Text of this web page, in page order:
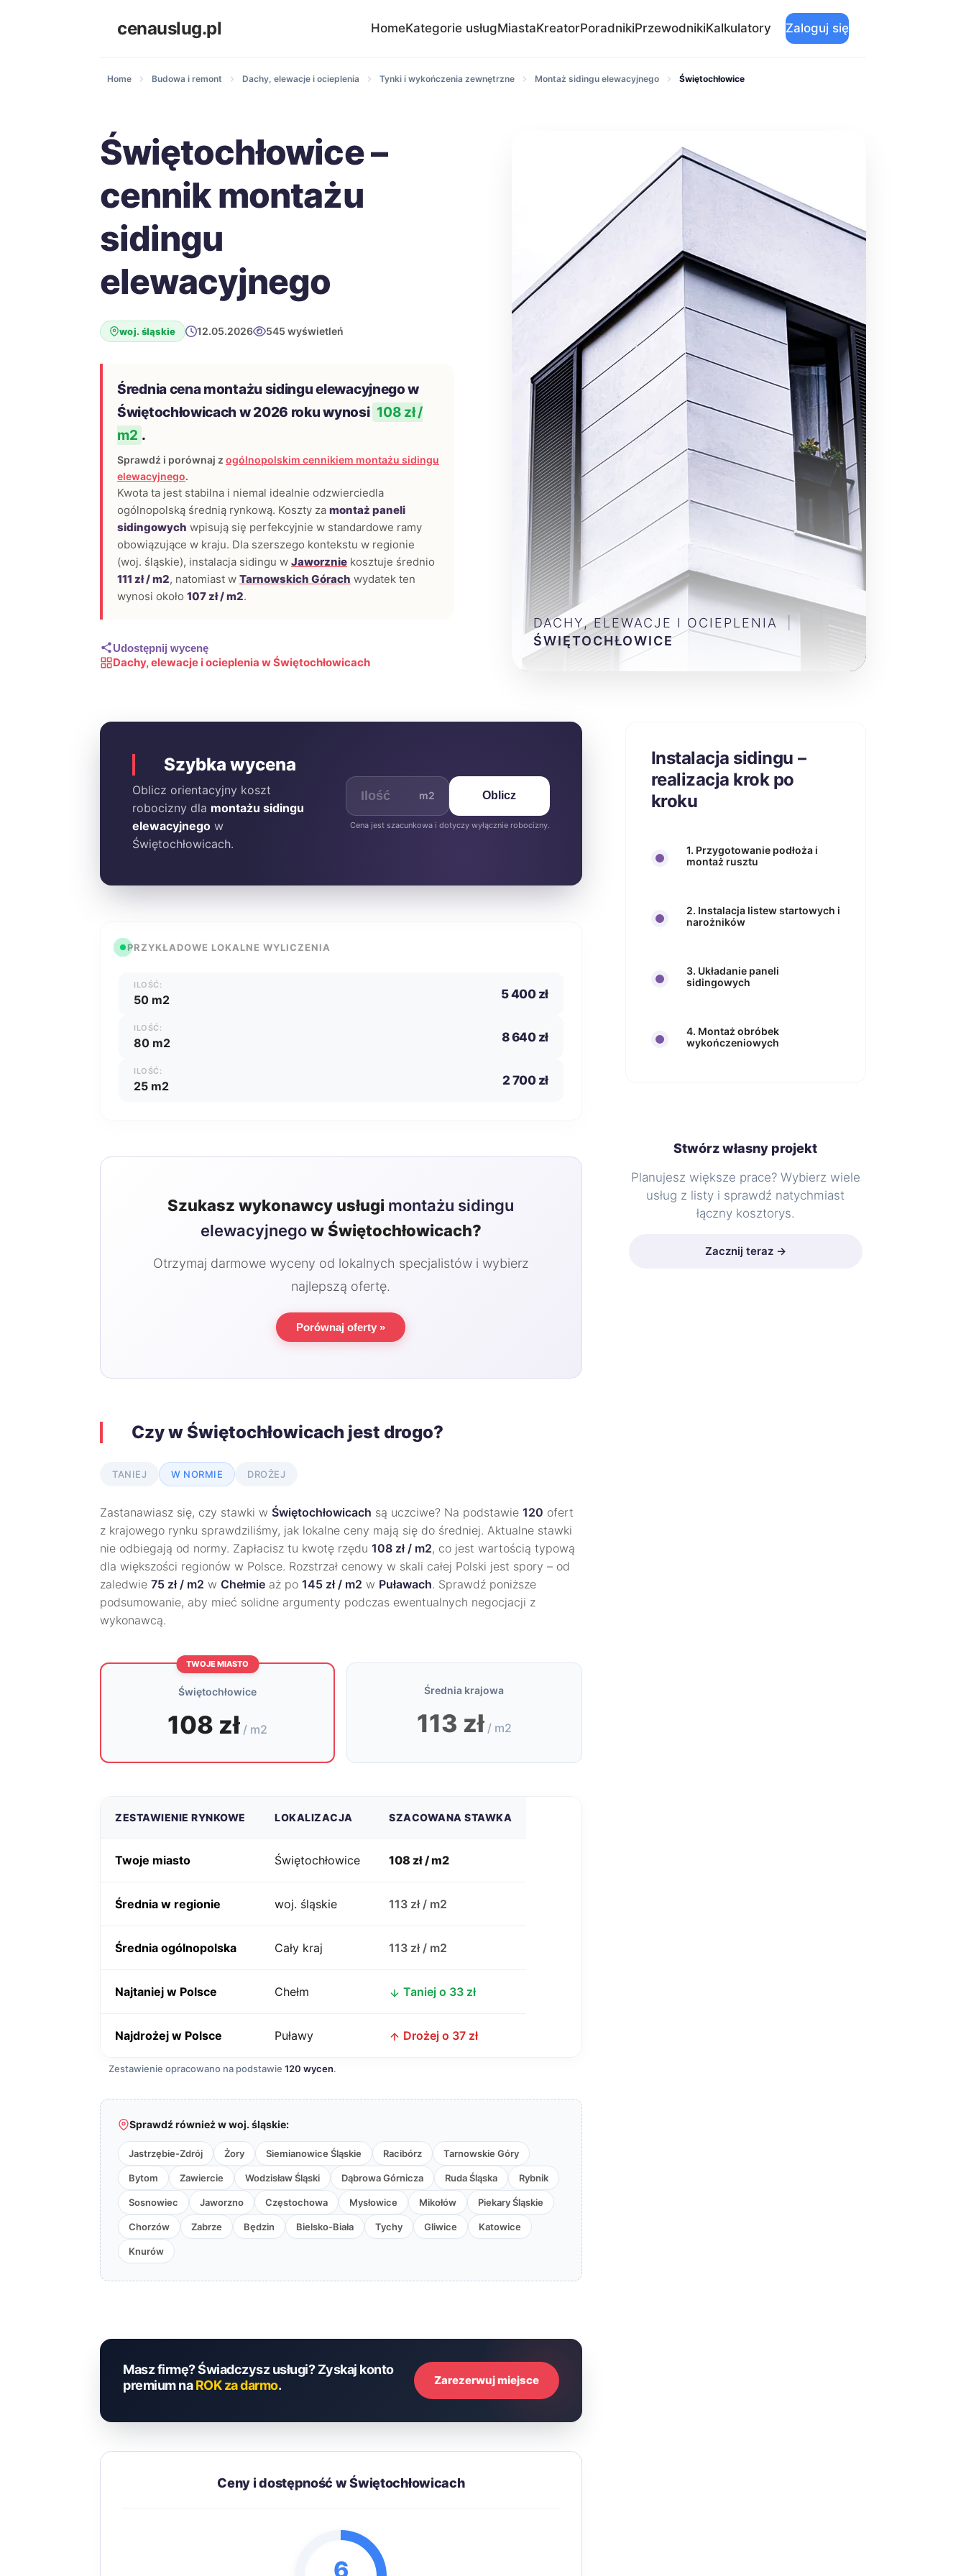
cenauslug.pl HomeKategorie usługMiastaKreatorPoradnikiPrzewodnikiKalkulatory Zaloguj się
Home Budowa i remont Dachy, elewacje i ocieplenia Tynki i wykończenia zewnętrzne Montaż sidingu elewacyjnego Świętochłowice
Świętochłowice –
cennik montażu
sidingu
elewacyjnego
woj. śląskie 12.05.2026 545 wyświetleń
Średnia cena montażu sidingu elewacyjnego w
Świętochłowicach w 2026 roku wynosi 108 zł /
m2 .
Sprawdź i porównaj z ogólnopolskim cennikiem montażu sidingu
elewacyjnego.
Kwota ta jest stabilna i niemal idealnie odzwierciedla
ogólnopolską średnią rynkową. Koszty za montaż paneli
sidingowych wpisują się perfekcyjnie w standardowe ramy
obowiązujące w kraju. Dla szerszego kontekstu w regionie
(woj. śląskie), instalacja sidingu w Jaworznie kosztuje średnio
111 zł / m2, natomiast w Tarnowskich Górach wydatek ten
wynosi około 107 zł / m2.
Udostępnij wycenę
Dachy, elewacje i ocieplenia w Świętochłowicach
DACHY, ELEWACJE I OCIEPLENIA
|
ŚWIĘTOCHŁOWICE
Szybka wycena
Oblicz orientacyjny koszt
robocizny dla montażu sidingu
elewacyjnego w
Świętochłowicach.
m2 Oblicz
Cena jest szacunkowa i dotyczy wyłącznie robocizny.
PRZYKŁADOWE LOKALNE WYLICZENIA
ILOŚĆ:
50 m2 5 400 zł
ILOŚĆ:
80 m2 8 640 zł
ILOŚĆ:
25 m2 2 700 zł
Szukasz wykonawcy usługi montażu sidingu
elewacyjnegow Świętochłowicach?
Otrzymaj darmowe wyceny od lokalnych specjalistów i wybierz
najlepszą ofertę.
Porównaj oferty »
Czy w Świętochłowicach jest drogo?
TANIEJ W NORMIE DROŻEJ
Zastanawiasz się, czy stawki w Świętochłowicach są uczciwe? Na podstawie 120 ofert
z krajowego rynku sprawdziliśmy, jak lokalne ceny mają się do średniej. Aktualne stawki
nie odbiegają od normy. Zapłacisz tu kwotę rzędu 108 zł / m2, co jest wartością typową
dla większości regionów w Polsce. Rozstrzał cenowy w skali całej Polski jest spory – od
zaledwie 75 zł / m2 w Chełmie aż po 145 zł / m2 w Puławach. Sprawdź poniższe
podsumowanie, aby mieć solidne argumenty podczas ewentualnych negocjacji z
wykonawcą.
TWOJE MIASTO
Świętochłowice
108 zł / m2
Średnia krajowa
113 zł / m2
ZESTAWIENIE RYNKOWE LOKALIZACJA SZACOWANA STAWKA
Twoje miasto Świętochłowice 108 zł / m2
Średnia w regionie woj. śląskie 113 zł / m2
Średnia ogólnopolska Cały kraj 113 zł / m2
Najtaniej w Polsce Chełm Taniej o 33 zł
Najdrożej w Polsce Puławy Drożej o 37 zł
Zestawienie opracowano na podstawie 120 wycen.
Sprawdź również w woj. śląskie:
Jastrzębie-Zdrój Żory Siemianowice Śląskie Racibórz Tarnowskie Góry
Bytom Zawiercie Wodzisław Śląski Dąbrowa Górnicza Ruda Śląska Rybnik
Sosnowiec Jaworzno Częstochowa Mysłowice Mikołów Piekary Śląskie
Chorzów Zabrze Będzin Bielsko-Biała Tychy Gliwice Katowice
Knurów
Masz firmę? Świadczysz usługi? Zyskaj konto
premium naROK za darmo. Zarezerwuj miejsce
Ceny i dostępność w Świętochłowicach
6
Instalacja sidingu –
realizacja krok po
kroku
1. Przygotowanie podłoża i
montaż rusztu
2. Instalacja listew startowych i
narożników
3. Układanie paneli
sidingowych
4. Montaż obróbek
wykończeniowych
Stwórz własny projekt
Planujesz większe prace? Wybierz wiele
usług z listy i sprawdź natychmiast
łączny kosztorys.
Zacznij teraz →